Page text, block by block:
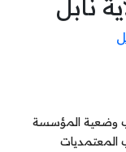
نابل
وضعية المؤسسة
المعتمديات